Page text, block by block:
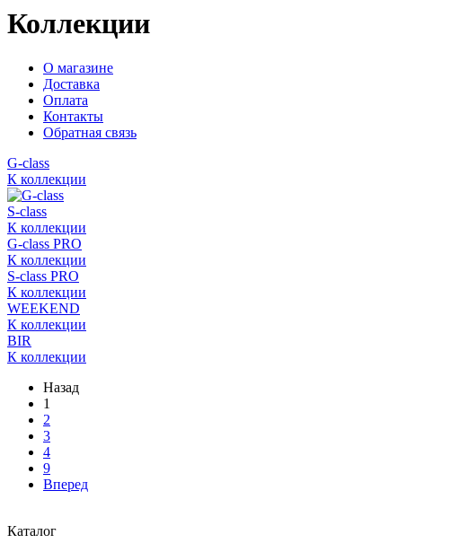
Коллекции
О магазине
Доставка
Оплата
Контакты
Обратная связь
G-class
К коллекции
S-class
К коллекции
G-class PRO
К коллекции
S-class PRO
К коллекции
WEEKEND
К коллекции
BIR
К коллекции
Назад
1
2
3
4
9
Вперед
Каталог